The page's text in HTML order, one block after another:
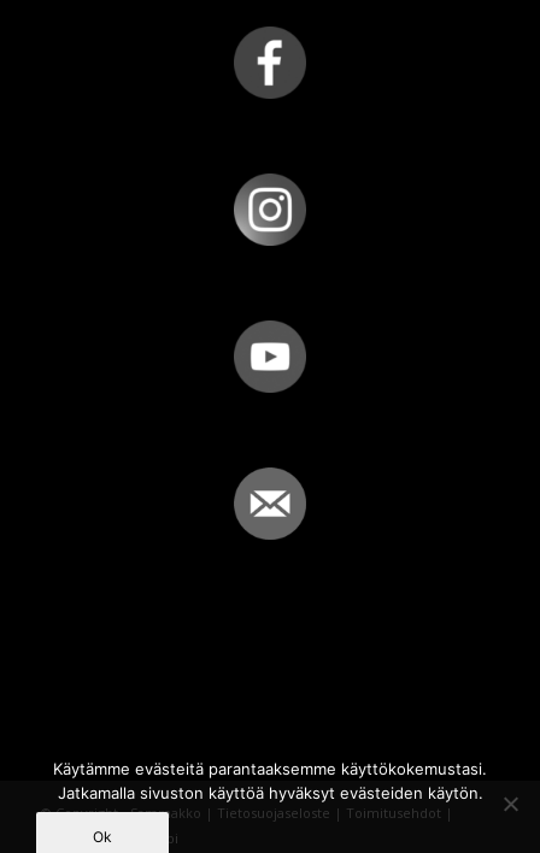
© Copyright - Sammakko | Tietosuojaseloste | Toimitusehdot |
Powered by
iQWebbi
Käytämme evästeitä parantaaksemme käyttökokemustasi.
Jatkamalla sivuston käyttöä hyväksyt evästeiden käytön.
Ok